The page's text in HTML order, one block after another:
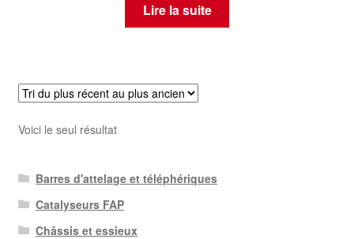
Lire la suite
Voici le seul résultat
Barres d'attelage et téléphériques
Catalyseurs FAP
Châssis et essieux